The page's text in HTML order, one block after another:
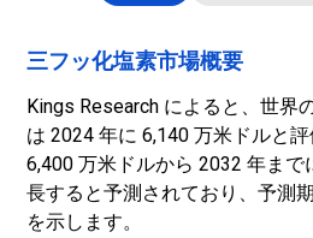
三フッ化塩素市場概要
Kings Research によると、世界
は 2024 年に 6,140 万米ドルと
6,400 万米ドルから 2032 年まで
長すると予測されており、予測
を示します。